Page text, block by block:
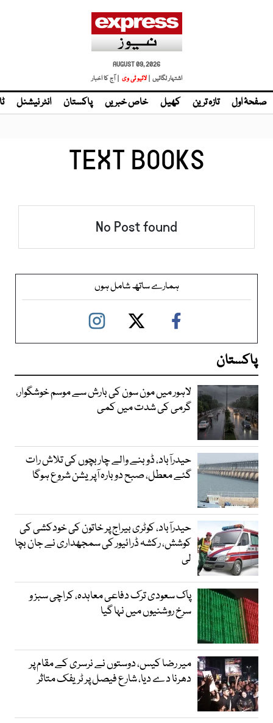
AUGUST 09, 2026
اشتہار لگائیں |
| آج کا اخبار
صفحۂ اول تازہ ترین کھیل خاص خبریں پاکستان انٹر نیشنل
TEXT BOOKS
No Post found
ہمارے ساتھ شامل ہوں
پاکستان
لاہور میں مون سون کی بارش سے موسم خوشگوار،
گرمی کی شدت میں کمی
حیدرآباد، ڈوبنے والے چار بچوں کی تلاش رات
گئے معطل، صبح دوبارہ آپریشن شروع ہوگا
حیدرآباد، کوٹری بیراج پر خاتون کی خودکشی کی
کوشش، رکشہ ڈرائیور کی سمجھداری نے جان بچا
لی
پاک سعودی ترک دفاعی معاہدہ، کراچی سبز و
سرخ روشنیوں میں نہا گیا
میر رضا کیس، دوستوں نے نرسری کے مقام پر
دھرنا دے دیا، شارع فیصل پر ٹریفک متاثر